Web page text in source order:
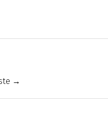
→